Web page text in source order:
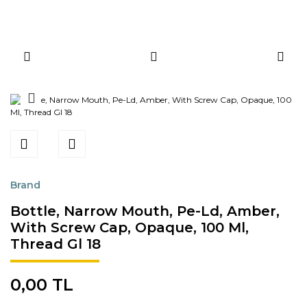
Brand
Bottle, Narrow Mouth, Pe-Ld, Amber,
With Screw Cap, Opaque, 100 Ml,
Thread Gl 18
0,00 TL